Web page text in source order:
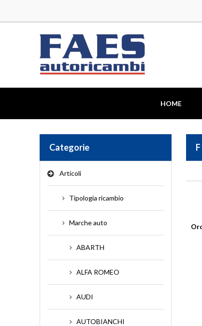
HOME
ALTERNATORE
• ALZACRISTALLI
AMMORTIZZATORI
• BRONZINE
CAVO ACCELERATORE
CAVO ARIA AL CARBURATORE
•
-
Categorie
Articoli
Tipologia ricambio
Marche auto
ABARTH
ALFA ROMEO
AUDI
AUTOBIANCHI